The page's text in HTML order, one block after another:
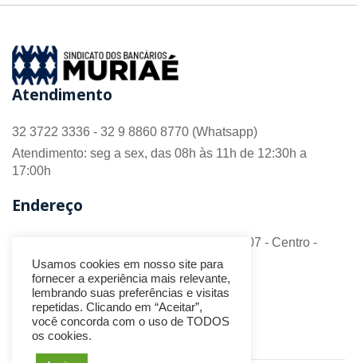
Atendimento
32 3722 3336 - 32 9 8860 8770 (Whatsapp)
Atendimento: seg a sex, das 08h às 11h de 12:30h a
17:00h
Endereço
R. Barão do Monte Alto nº 70 - Sala 306/307 - Centro -
CEP 36.880-018 - Muriaé/MG
Redes Sociais
Usamos cookies em nosso site para
fornecer a experiência mais relevante,
lembrando suas preferências e visitas
repetidas. Clicando em “Aceitar”,
você concorda com o uso de TODOS
os cookies.